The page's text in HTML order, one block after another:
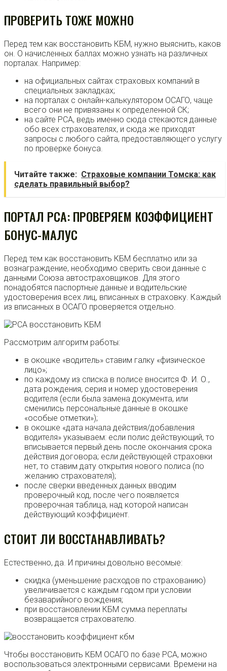
ПРОВЕРИТЬ ТОЖЕ МОЖНО
Перед тем как восстановить КБМ, нужно выяснить, каков
он. О начисленных баллах можно узнать на различных
порталах. Например:
на официальных сайтах страховых компаний в
специальных закладках;
на порталах с онлайн-калькулятором ОСАГО, чаще
всего они не привязаны к определенной СК;
на сайте РСА, ведь именно сюда стекаются данные
обо всех страхователях, и сюда же приходят
запросы с любого сайта, предоставляющего услугу
по проверке бонуса.
Читайте также: Страховые компании Томска: как
сделать правильный выбор?
ПОРТАЛ РСА: ПРОВЕРЯЕМ КОЭФФИЦИЕНТ
БОНУС-МАЛУС
Перед тем как восстановить КБМ бесплатно или за
вознаграждение, необходимо сверить свои данные с
данными Союза автостраховщиков. Для этого
понадобятся паспортные данные и водительские
удостоверения всех лиц, вписанных в страховку. Каждый
из вписанных в ОСАГО проверяется отдельно.
Рассмотрим алгоритм работы:
в окошке «водитель» ставим галку «физическое
лицо»;
по каждому из списка в полисе вносится Ф. И. О.,
дата рождения, серия и номер удостоверения
водителя (если была замена документа, или
сменились персональные данные в окошке
«особые отметки»);
в окошке «дата начала действия/добавления
водителя» указываем: если полис действующий, то
вписывается первый день после окончания срока
действия договора; если действующей страховки
нет, то ставим дату открытия нового полиса (по
желанию страхователя);
после сверки введенных данных вводим
проверочный код, после чего появляется
проверочная таблица, над которой написан
действующий коэффициент.
СТОИТ ЛИ ВОССТАНАВЛИВАТЬ?
Естественно, да. И причины довольно весомые:
скидка (уменьшение расходов по страхованию)
увеличивается с каждым годом при условии
безаварийного вождения;
при восстановлении КБМ сумма переплаты
возвращается страхователю.
Чтобы восстановить КБМ ОСАГО по базе РСА, можно
воспользоваться электронными сервисами. Времени на